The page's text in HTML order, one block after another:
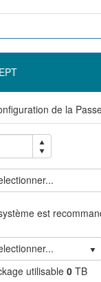
de la
est
utilisable0 TB